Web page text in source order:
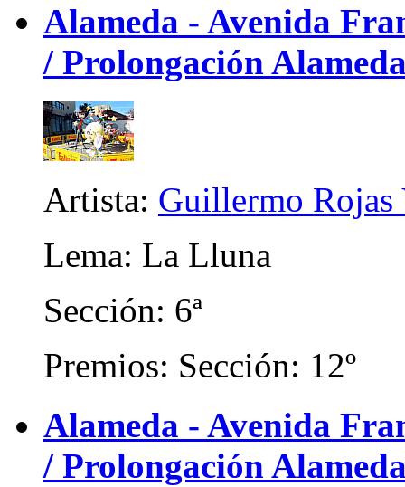
Alameda - Avenida
/ Prolongación
Artista: Guillermo Rojas
Lema: La Lluna
Sección: 6ª
Premios: Sección: 12º
Alameda - Avenida
/ Prolongación